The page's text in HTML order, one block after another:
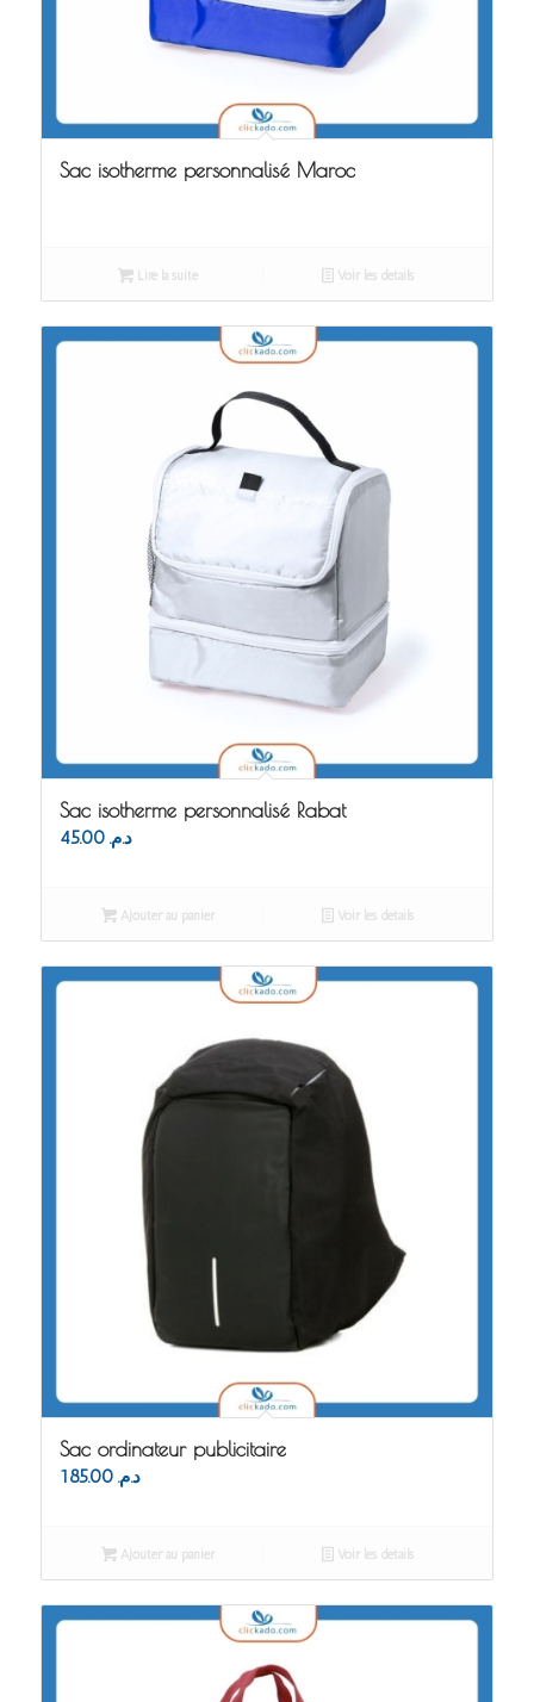
Sac isotherme personnalisé Maroc
Lire la suite Voir les détails
Sac isotherme personnalisé Rabat
د.م. 45.00
Ajouter au panier Voir les détails
Sac ordinateur publicitaire
د.م. 185.00
Ajouter au panier Voir les détails